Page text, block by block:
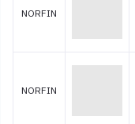
NORFIN
NORFIN